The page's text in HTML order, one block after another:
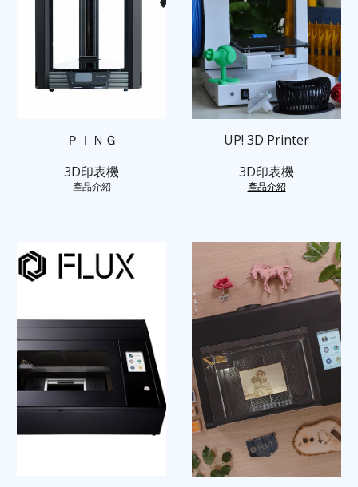
ＰＩＮＧ
3D印表機
產品介紹
UP! 3D Printer
3D印表機
產品介紹